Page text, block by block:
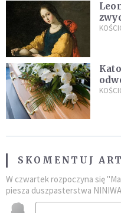
SKOMENTUJ
W czwartek rozpoczyna się
piesza duszpasterstwa NINIWA